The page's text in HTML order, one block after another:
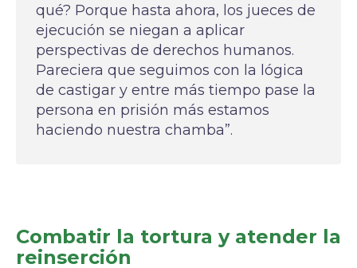
qué? Porque hasta ahora, los jueces de
ejecución se niegan a aplicar
perspectivas de derechos humanos.
Pareciera que seguimos con la lógica
de castigar y entre más tiempo pase la
persona en prisión más estamos
haciendo nuestra chamba”.
Combatir la tortura y atender la
reinserción